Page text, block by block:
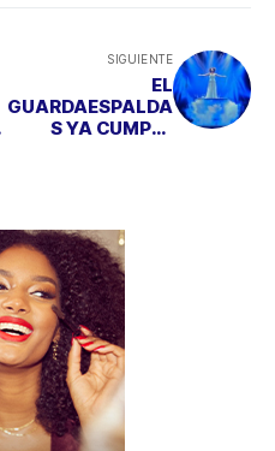
SIGUIENTE
EL
GUARDAESPALDA
S YA CUMPLE